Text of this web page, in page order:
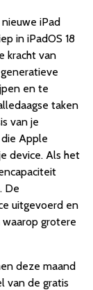
iPad
in iPadOS 18
kracht van
en te
taken
van je
Apple
device. Als het
De
uitgevoerd en
grotere
deze maand
van de gratis